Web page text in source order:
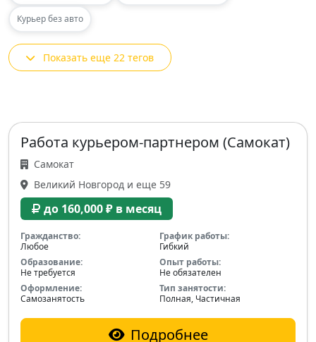
Курьер без авто
Показать еще 22 тегов
Работа курьером-партнером (Самокат)
Самокат
Великий Новгород и еще 59
до 160,000 ₽ в месяц
Гражданство:
Любое
График работы:
Гибкий
Образование:
Не требуется
Опыт работы:
Не обязателен
Оформление:
Самозанятость
Тип занятости:
Полная, Частичная
Подробнее